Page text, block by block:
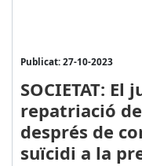
Publicat: 27-10-2023
SOCIETAT:
repatriació
després de
suïcidi a la